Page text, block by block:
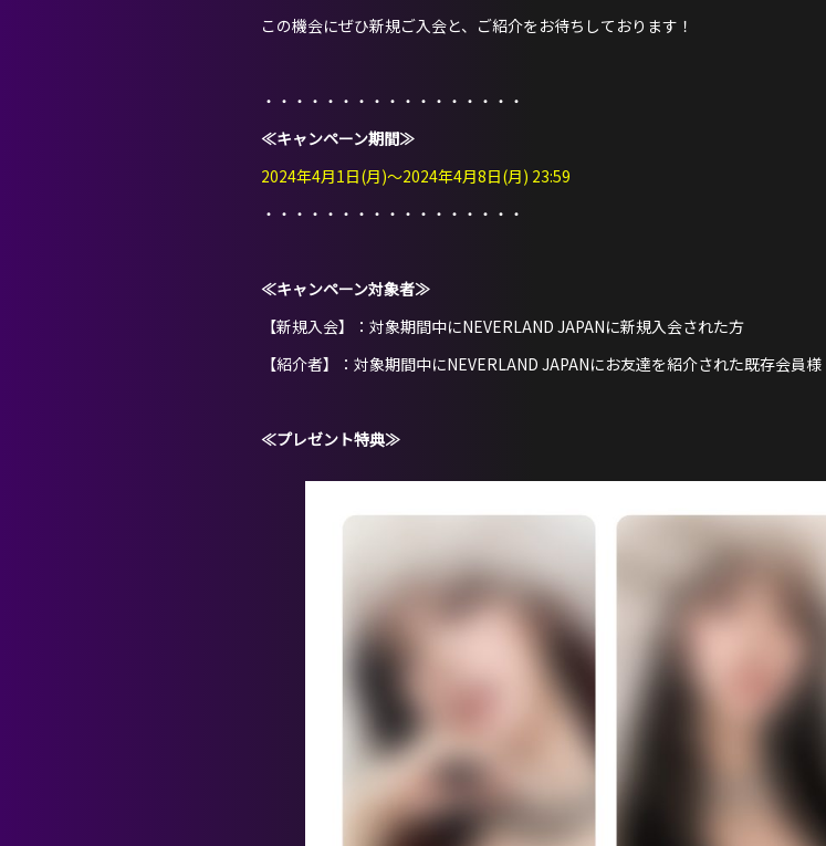
この機会にぜひ新規ご入会と、ご紹介をお待ちしております！
・・・・・・・・・・・・・・・・・
≪キャンペーン期間≫
2024年4月1日(月)～2024年4月8日(月) 23:59
・・・・・・・・・・・・・・・・・
≪キャンペーン対象者≫
【新規入会】：対象期間中にNEVERLAND JAPANに新規入会された方
【紹介者】：対象期間中にNEVERLAND JAPANにお友達を紹介された既存会員様
≪プレゼント特典≫